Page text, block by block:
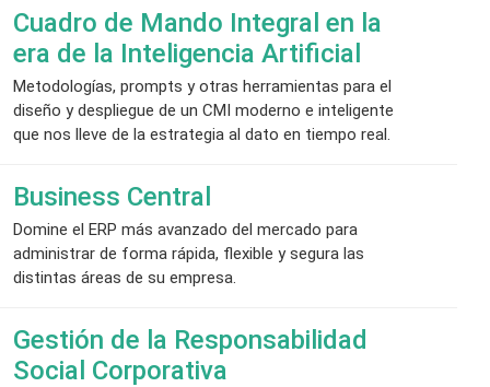
Cuadro de Mando Integral en la
era de la Inteligencia Artificial
Metodologías, prompts y otras herramientas para el
diseño y despliegue de un CMI moderno e inteligente
que nos lleve de la estrategia al dato en tiempo real.
Business Central
Domine el ERP más avanzado del mercado para
administrar de forma rápida, flexible y segura las
distintas áreas de su empresa.
Gestión de la Responsabilidad
Social Corporativa